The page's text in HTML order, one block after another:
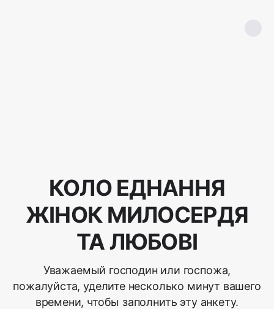
КОЛО ЕДНАННЯ
ЖІНОК МИЛОСЕРДЯ
ТА ЛЮБОВІ
Уважаемый господин или госпожа,
пожалуйста, уделите несколько минут вашего
времени, чтобы заполнить эту анкету.